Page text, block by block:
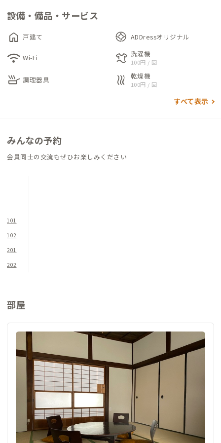
ィスが入るなど、他の家にはない特徴もあります。
通りに面した玄関土間は、備え付けのテーブルや床の段差に腰
掛けることで、大人数が一緒に過ごせる開かれた空間です。奥に
は和室があり、趣ある空間が広がります。
キッチンには業務用コンロやオーブンが備えつけられており、本
勢での食事も可能にします。WC、浴室（シャワー室含む）は二
各個室にはデスク&チェアが完備されているので、リモートワー
設備・備品・サービス
home 戸建て ADDressオリジナル
wifi Wi-Fi laundry 洗濯機
100円 / 回
skillet 調理器具 heat 乾燥機
100円 / 回
すべて表示
みんなの予約
会員同士の交流もぜひお楽しみください
101
102
201
202
部屋